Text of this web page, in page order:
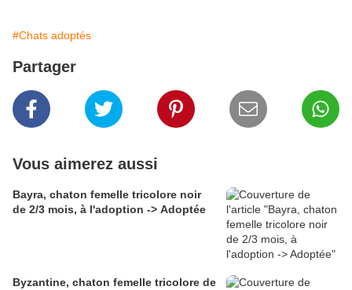
#Chats adoptés
Partager
Vous aimerez aussi
Bayra, chaton femelle tricolore noir
de 2/3 mois, à l'adoption -> Adoptée
Byzantine, chaton femelle tricolore de